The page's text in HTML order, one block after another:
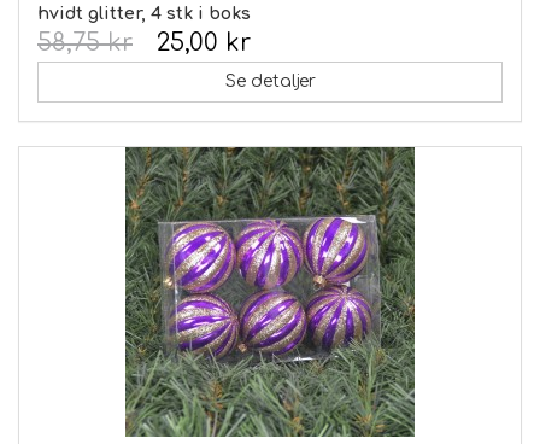
hvidt glitter, 4 stk i boks
25,00 kr
58,75 kr
Se detaljer